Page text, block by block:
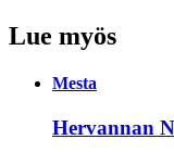
Lue myös
Mesta
Hervannan